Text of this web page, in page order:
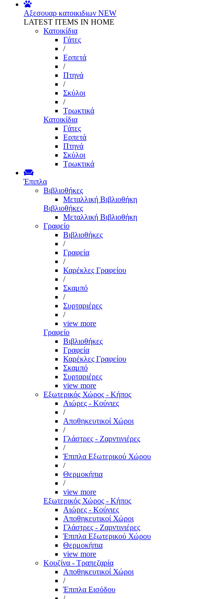
Αξεσουαρ κατοικιδιων NEW
LATEST ITEMS IN HOME
Κατοικίδια
Γάτες
/
Ερπετά
/
Πτηνά
/
Σκύλοι
/
Τρωκτικά
Κατοικίδια
Γάτες
Ερπετά
Πτηνά
Σκύλοι
Τρωκτικά
Έπιπλα
Βιβλιοθήκες
Μεταλλική Βιβλιοθήκη
Βιβλιοθήκες
Μεταλλική Βιβλιοθήκη
Γραφείο
Βιβλιοθήκες
/
Γραφεία
/
Καρέκλες Γραφείου
/
Σκαμπό
/
Συρταριέρες
/
view more
Γραφείο
Βιβλιοθήκες
Γραφεία
Καρέκλες Γραφείου
Σκαμπό
Συρταριέρες
view more
Εξωτερικός Χώρος - Κήπος
Αιώρες - Κούνιες
/
Αποθηκευτικοί Χώροι
/
Γλάστρες - Ζαρντινιέρες
/
Έπιπλα Εξωτερικού Χώρου
/
Θερμοκήπια
/
view more
Εξωτερικός Χώρος - Κήπος
Αιώρες - Κούνιες
Αποθηκευτικοί Χώροι
Γλάστρες - Ζαρντινιέρες
Έπιπλα Εξωτερικού Χώρου
Θερμοκήπια
view more
Κουζίνα - Τραπεζαρία
Αποθηκευτικοί Χώροι
/
Έπιπλα Εισόδου